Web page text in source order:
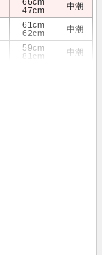
47cm
中潮
61cm
62cm
中潮
59cm
81cm
中潮